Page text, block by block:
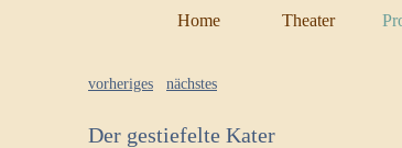
Home Theater
vorheriges nächstes
Der gestiefelte Kater